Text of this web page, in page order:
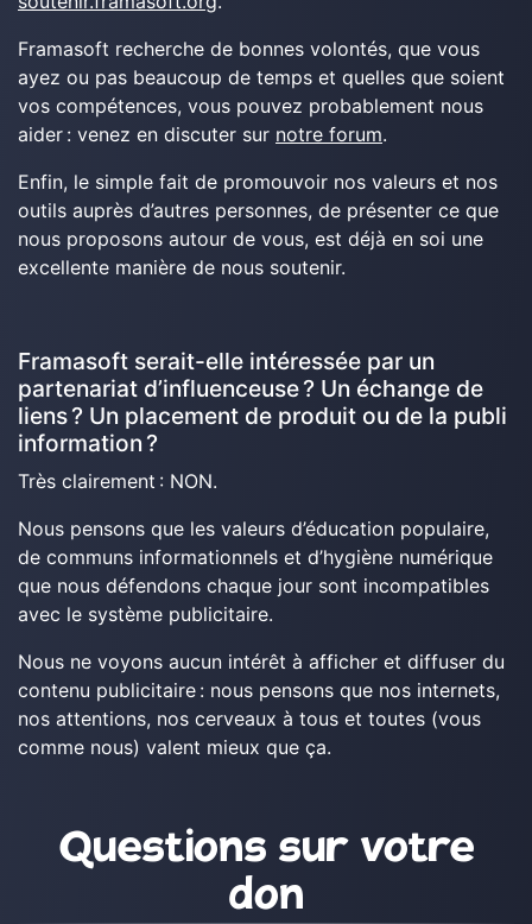
Framasoft recherche de bonnes volontés, que vous
ayez ou pas beaucoup de temps et quelles que soient
vos compétences, vous pouvez probablement nous
aider : venez en discuter sur notre forum.
Enfin, le simple fait de promouvoir nos valeurs et nos
outils auprès d’autres personnes, de présenter ce que
nous proposons autour de vous, est déjà en soi une
excellente manière de nous soutenir.
Framasoft serait-elle intéressée par un
partenariat d’influenceuse ? Un échange de
liens ? Un placement de produit ou de la publi
information ?
Très clairement : NON.
Nous pensons que les valeurs d’éducation populaire,
de communs informationnels et d’hygiène numérique
que nous défendons chaque jour sont incompatibles
avec le système publicitaire.
Nous ne voyons aucun intérêt à afficher et diffuser du
contenu publicitaire : nous pensons que nos internets,
nos attentions, nos cerveaux à tous et toutes (vous
comme nous) valent mieux que ça.
Questions sur votre
don